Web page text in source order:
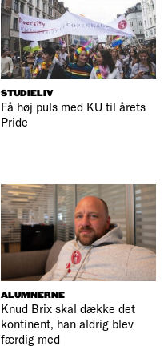
STUDIELIV
Få høj puls med KU til årets
Pride
ALUMNERNE
Knud Brix skal dække det
kontinent, han aldrig blev
færdig med